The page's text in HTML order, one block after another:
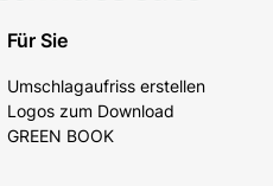
Für Sie
Umschlagaufriss erstellen
Logos zum Download
GREEN BOOK